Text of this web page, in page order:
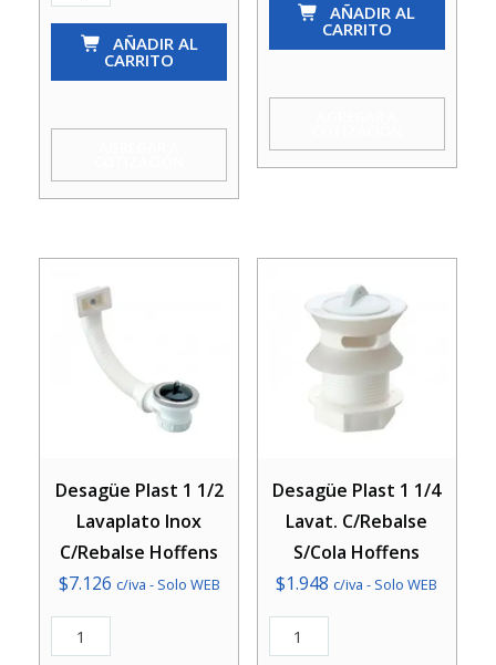
Plast
C/
Hoffens
AÑADIR AL
CARRITO
50
cantidad
AÑADIR AL
CARRITO
Desagüe Plast 1 1/2
Lavaplato Inox
C/Rebalse Hoffens
$7.126 c/iva - Solo WEB
Desagüe
Desagüe Plast 1 1/4
Lavat. C/Rebalse
S/Cola Hoffens
$1.948 c/iva - Solo WEB
Desagüe